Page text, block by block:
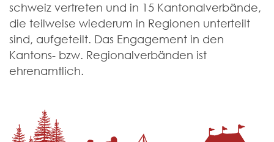
schweiz vertreten und in 15 Kantonal­verbände,
die teilweise wiederum in Regionen unterteilt
sind, aufgeteilt. Das Engagement in den
Kantons- bzw. Regional­verbänden ist
ehrenamtlich.